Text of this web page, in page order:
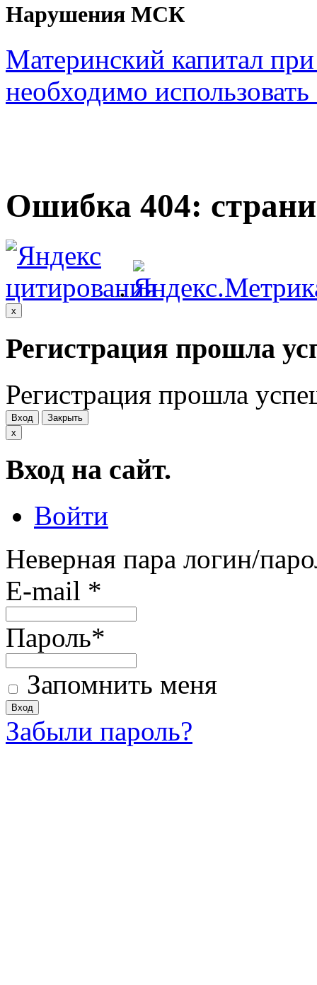
Нарушения МСК
Материнский капитал
необходимо использовать
Ошибка 404:
.
x
Регистрация прошла
Регистрация прошла
Вход
Закрыть
x
Вход на сайт.
Войти
Неверная пара логин/
E-mail *
Пароль*
Запомнить меня
Забыли пароль?